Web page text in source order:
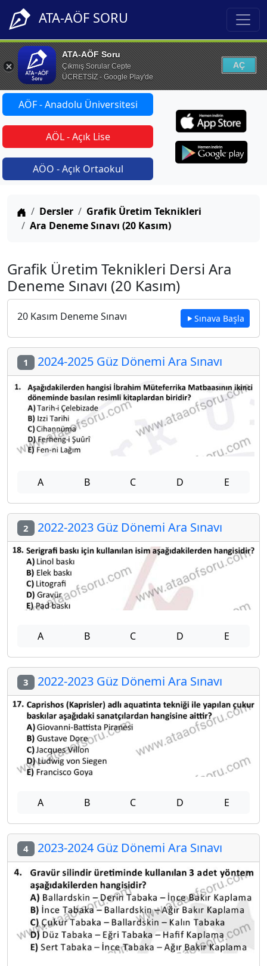
ATA-AÖF SORU
ATA-AÖF Soru
Çıkmış Sorular Cepte
ÜCRETSİZ - Google Play'de
AÇ
AÖF - Anadolu Üniversitesi
AÖL - Açık Lise
AÖO - Açık Ortaokul
Anasayfa
Dersler
Grafik Üretim Teknikleri
Ara Deneme Sınavı (20 Kasım)
Grafik Üretim Teknikleri Dersi Ara
Deneme Sınavı (20 Kasım)
20 Kasım Deneme Sınavı Sınava Başla
1 2024-2025 Güz Dönemi Ara Sınavı
A B C D E
2 2022-2023 Güz Dönemi Ara Sınavı
A B C D E
3 2022-2023 Güz Dönemi Ara Sınavı
A B C D E
4 2023-2024 Güz Dönemi Ara Sınavı